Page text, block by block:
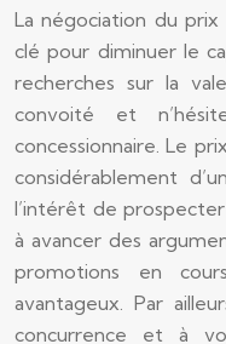
La négociation du
clé pour diminuer le
recherches sur la
convoité et
concessionnaire. Le
considérablement
l’intérêt de
à avancer des
promotions en
avantageux. Par
concurrence et à